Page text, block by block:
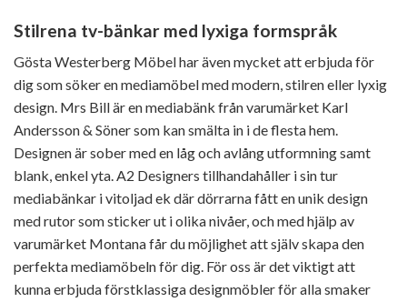
Stilrena tv-bänkar med lyxiga formspråk
Gösta Westerberg Möbel har även mycket att erbjuda för
dig som söker en mediamöbel med modern, stilren eller lyxig
design. Mrs Bill är en mediabänk från varumärket Karl
Andersson & Söner som kan smälta in i de flesta hem.
Designen är sober med en låg och avlång utformning samt
blank, enkel yta. A2 Designers tillhandahåller i sin tur
mediabänkar i vitoljad ek där dörrarna fått en unik design
med rutor som sticker ut i olika nivåer, och med hjälp av
varumärket Montana får du möjlighet att själv skapa den
perfekta mediamöbeln för dig. För oss är det viktigt att
kunna erbjuda förstklassiga designmöbler för alla smaker